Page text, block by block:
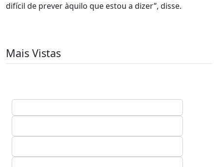
difícil de prever àquilo que estou a dizer”, disse.
Mais Vistas